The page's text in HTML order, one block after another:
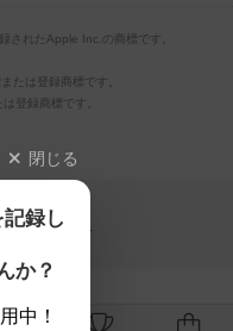
されたApple Inc.の商標です。
たは登録商標です。
登録商標です。
閉じる
録し
か？
中！
総合情報サイト